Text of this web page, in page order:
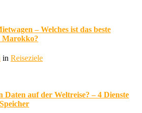
– Welches ist das beste
Marokko?
in Reiseziele
Daten auf der Weltreise? – 4 Dienste